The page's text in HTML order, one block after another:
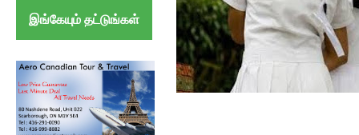
இங்கேயும் தட்டுங்கள்